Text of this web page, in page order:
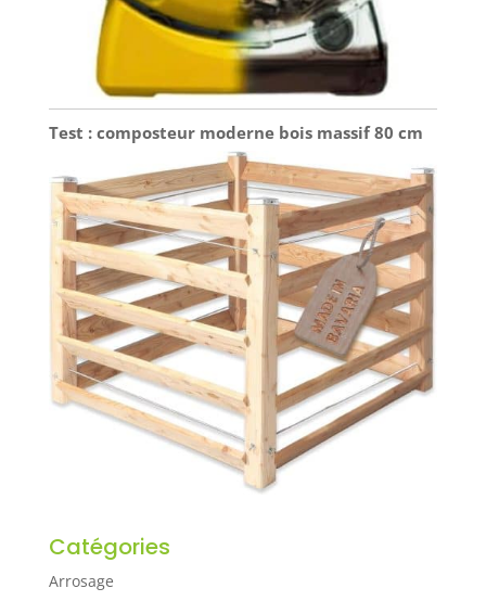
Test : composteur moderne bois massif 80 cm
Catégories
Arrosage